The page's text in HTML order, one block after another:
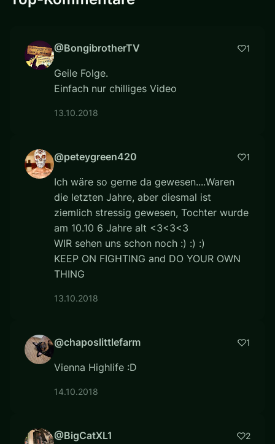
@BongibrotherTV 1
Geile Folge.
Einfach nur chilliges Video
13.10.2018
@peteygreen420 1
Ich wäre so gerne da gewesen....Waren
die letzten Jahre, aber diesmal ist
ziemlich stressig gewesen, Tochter wurde
am 10.10 6 Jahre alt <3<3<3
WIR sehen uns schon noch :) :) :)
KEEP ON FIGHTING and DO YOUR OWN
THING
13.10.2018
@chaposlittlefarm 1
Vienna Highlife :D
14.10.2018
@BigCatXL1 2